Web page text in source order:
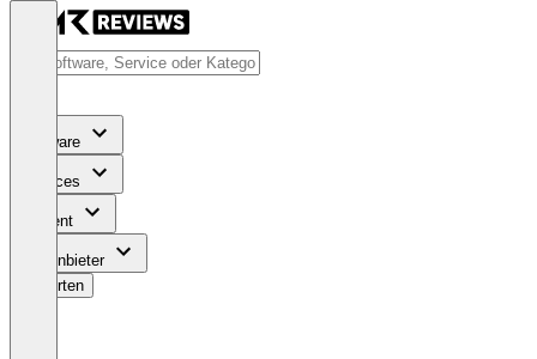
Software
Services
Content
Für Anbieter
Bewerten